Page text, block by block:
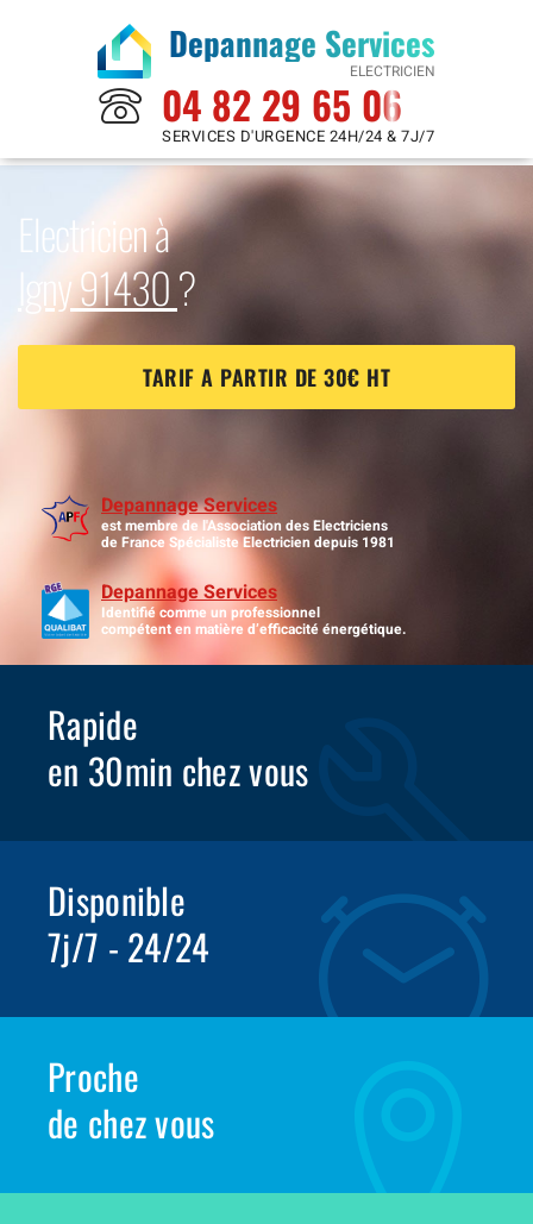
Depannage Services
ELECTRICIEN
04 82 29 65 06
SERVICES D'URGENCE 24H/24 & 7J/7
Electricien à
Igny 91430?
TARIF A PARTIR DE 30€ HT
Depannage Services
est membre de l'Association des Electriciens
de France Spécialiste Electricien depuis 1981
Depannage Services
Identifié comme un professionnel
compétent en matière d’efficacité énergétique.
Rapide
en 30min chez vous
Disponible
7j/7 - 24/24
Proche
de chez vous